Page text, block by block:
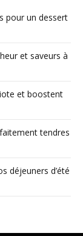
pour un dessert
et saveurs à
et boostent
tendres
déjeuners d’été